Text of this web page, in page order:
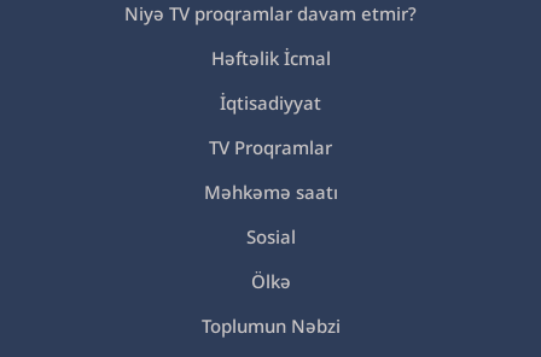
Niyə TV proqramlar davam etmir?
Həftəlik İcmal
İqtisadiyyat
TV Proqramlar
Məhkəmə saatı
Sosial
Ölkə
Toplumun Nəbzi